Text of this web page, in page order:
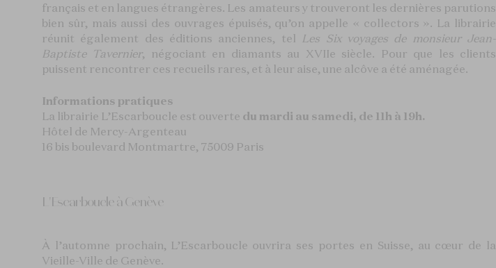
français et en langues étrangères. Les amateurs y trouveront les dernières parutions
bien sûr, mais aussi des ouvrages épuisés, qu’on appelle « collectors ». La librairie
réunit également des éditions anciennes, tel Les Six voyages de monsieur Jean-
Baptiste Tavernier, négociant en diamants au XVIIe siècle. Pour que les clients
puissent rencontrer ces recueils rares, et à leur aise, une alcôve a été aménagée.
Informations pratiques
La librairie L’Escarboucle est ouverte du mardi au samedi, de 11h à 19h.
Hôtel de Mercy-Argenteau
16 bis boulevard Montmartre, 75009 Paris
L'Escarboucle à Genève
À l’automne prochain, L’Escarboucle ouvrira ses portes en Suisse, au cœur de la
Vieille-Ville de Genève.